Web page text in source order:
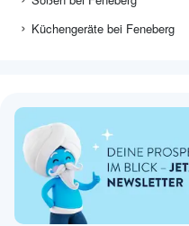
Küchengeräte bei Feneberg